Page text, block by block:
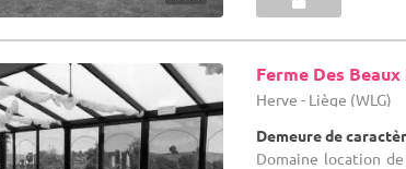
Ferme Des
Herve - Liège (WLG)
Demeure de
Domaine location